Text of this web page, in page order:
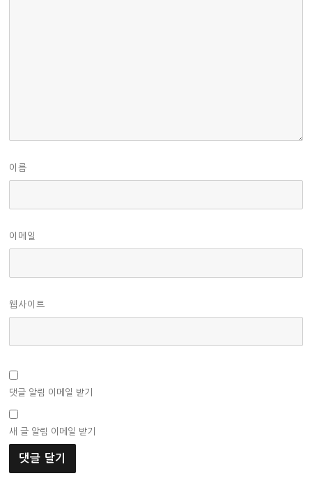
이름
이메일
웹사이트
댓글 알림 이메일 받기
새 글 알림 이메일 받기